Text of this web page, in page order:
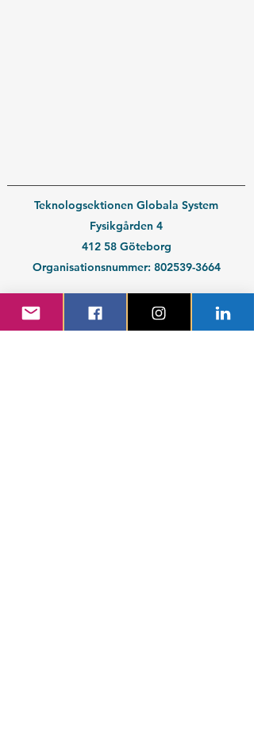
Teknologsektionen Globala System
Fysikgården 4
412 58 Göteborg
Organisationsnummer: 802539-3664
En del avChalmers Studentkår
Kontakt medlem